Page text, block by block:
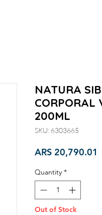
NATURA
CORPORAL
200ML
SKU: 6303665
ARS 20,790.01
Quantity *
Out of Stock